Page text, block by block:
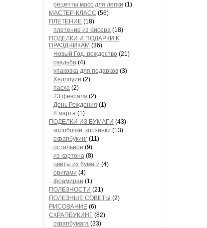
рецепты масс для лепки (1)
МАСТЕР-КЛАСС (56)
ПЛЕТЕНИЕ (18)
плетение из бисера (18)
ПОДЕЛКИ И ПОДАРКИ К
ПРАЗДНИКАМ (36)
Новый Год, рождество (21)
свадьба (4)
упаковка для подарков (3)
Хеллоуин (2)
пасха (2)
23 февраля (2)
День Рождения (1)
8 марта (1)
ПОДЕЛКИ ИЗ БУМАГИ (43)
коробочки, корзинки (13)
скрапбукинг (11)
остальное (9)
из картона (8)
цветы из бумаги (4)
оригами (4)
фоамиран (1)
ПОЛЕЗНОСТИ (21)
ПОЛЕЗНЫЕ СОВЕТЫ (2)
РИСОВАНИЕ (6)
СКРАПБУКИНГ (82)
скрапбумага (33)